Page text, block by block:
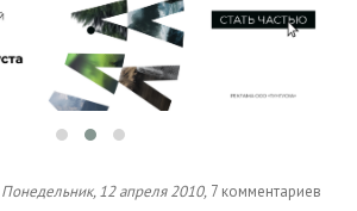
Понедельник, 12 апреля 2010, 7 комментариев